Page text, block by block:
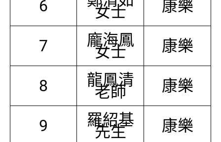
6 女士 康樂
7 龐海鳳
女士 康樂
8 龍鳳清
老師 康樂
9 羅紹基
先生 康樂